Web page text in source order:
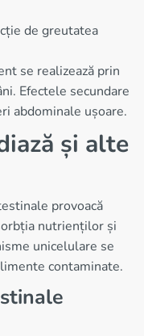
de greutatea
se realizează prin
Efectele secundare
abdominale ușoare.
și alte
provoacă
nutrienților și
unicelulare se
contaminate.